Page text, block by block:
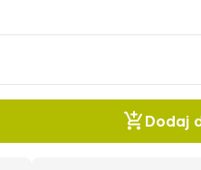
Dodaj